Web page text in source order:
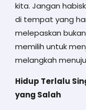
kita. Jangan
di tempat yang
melepaskan
memilih untuk
melangkah
Hidup Terlalu
yang Salah